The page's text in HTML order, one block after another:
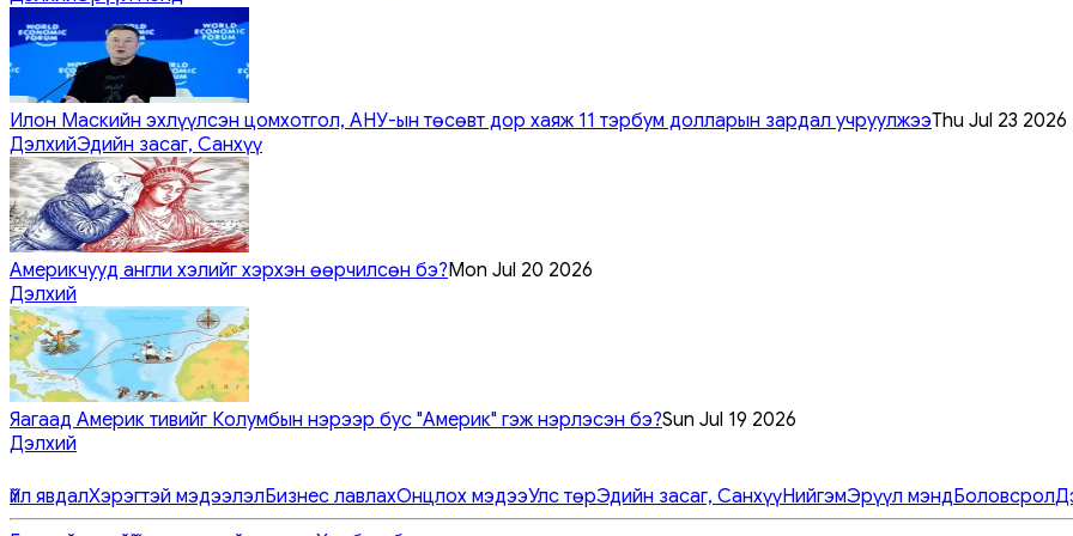
Илон Маскийн эхлүүлсэн цомхотгол, АНУ-ын төсөвт дор хаяж 11 тэрбум долларын зардал учруулжээThu Jul 23 2026
ДэлхийЭдийн засаг, Санхүү
Америкчууд англи хэлийг хэрхэн өөрчилсөн бэ?Mon Jul 20 2026
Дэлхий
Яагаад Америк тивийг Колумбын нэрээр бус "Америк" гэж нэрлэсэн бэ?Sun Jul 19 2026
Дэлхий
Үйл явдалХэрэгтэй мэдээлэлБизнес лавлахОнцлох мэдээУлс төрЭдийн засаг, СанхүүНийгэмЭрүүл мэндБоловсрол